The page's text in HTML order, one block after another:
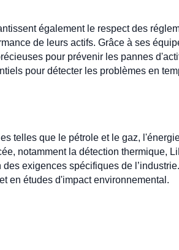
également le respect des
de leurs actifs. Grâce à ses
pour prévenir les pannes
pour détecter les problèmes en
telles que le pétrole et le gaz,
notamment la détection thermique,
exigences spécifiques de l’industrie.
en études d'impact environnemental.